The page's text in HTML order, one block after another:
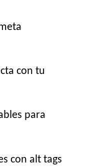
con tu
para
con alt tags